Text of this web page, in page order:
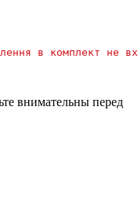
в комплект не
внимательны перед